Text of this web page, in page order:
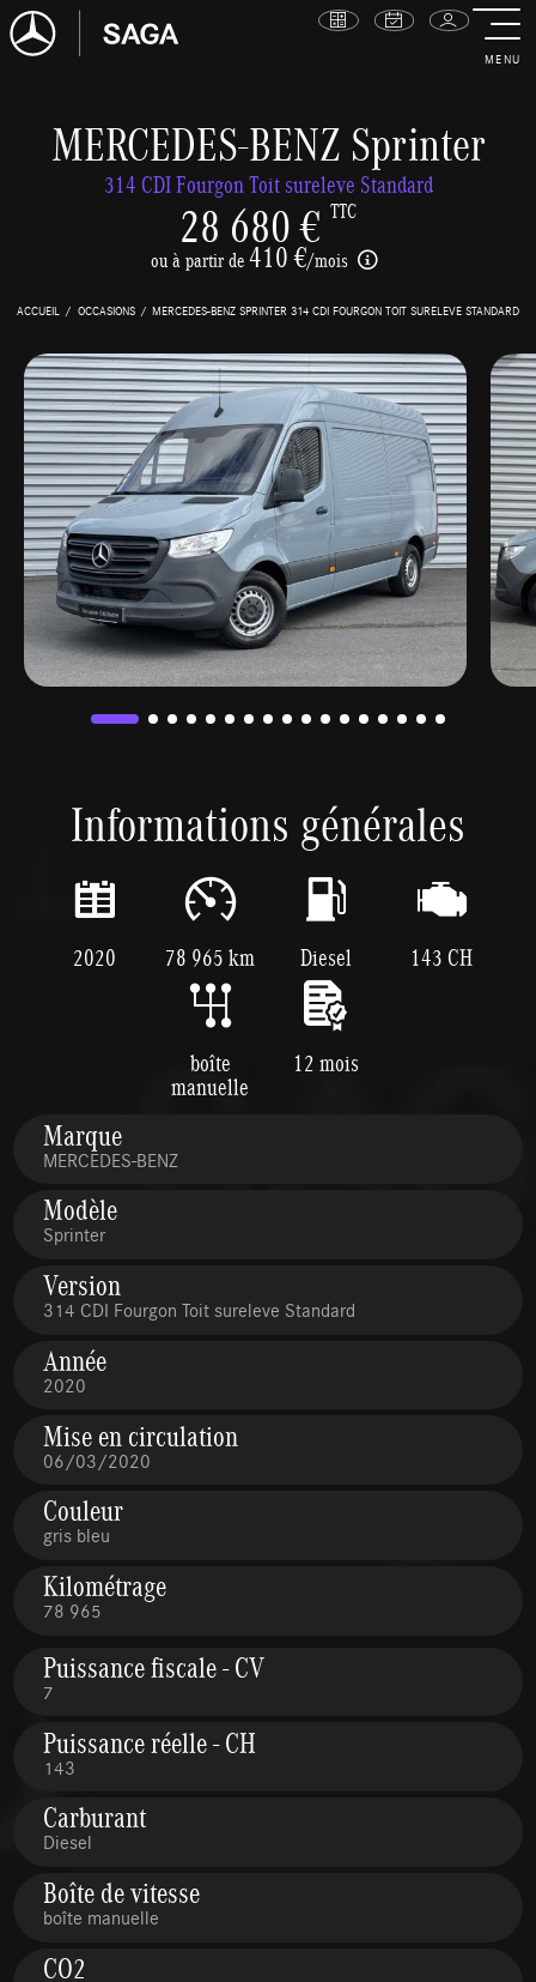
MENU
MERCEDES-BENZ Sprinter
314 CDI Fourgon Toit sureleve Standard
28 680 € TTC
ou à partir de410 €/mois
ACCUEIL OCCASIONS MERCEDES-BENZ SPRINTER 314 CDI FOURGON TOIT SURELEVE STANDARD
Informations générales
2020 78 965 km Diesel 143 CH
boîte
manuelle
12 mois
Marque
MERCEDES-BENZ
Modèle
Sprinter
Version
314 CDI Fourgon Toit sureleve Standard
Année
2020
Mise en circulation
06/03/2020
Couleur
gris bleu
Kilométrage
78 965
Puissance fiscale - CV
7
Puissance réelle - CH
143
Carburant
Diesel
Boîte de vitesse
boîte manuelle
CO2